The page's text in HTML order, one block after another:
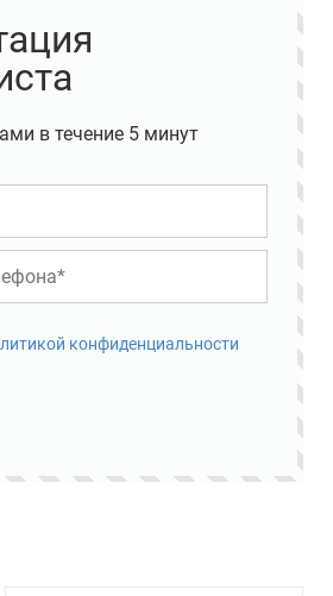
в течение 5 минут
конфиденциальности